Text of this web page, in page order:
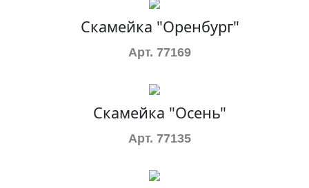
Скамейка "Оренбург"
Арт. 77169
Скамейка "Осень"
Арт. 77135